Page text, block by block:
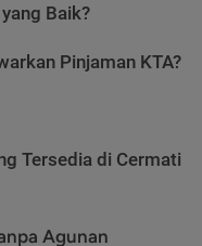
Baik?
Pinjaman KTA?
Tersedia di Cermati
Agunan